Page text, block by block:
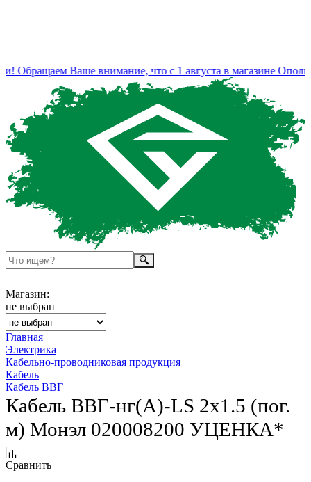
Обращаем Ваше внимание, что с 1 августа в магазине
Магазин:
не выбран
Главная
Электрика
Кабельно-проводниковая продукция
Кабель
Кабель ВВГ
Кабель ВВГ-нг(А)-LS 2х1.5 (пог.
м) Монэл 020008200 УЦЕНКА*
Сравнить